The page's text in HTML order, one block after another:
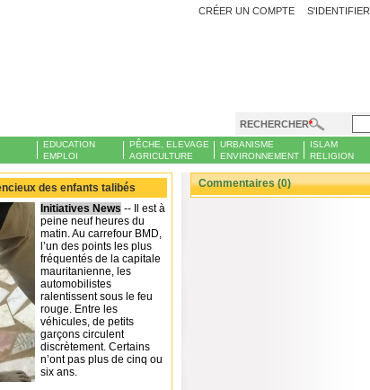
CRÉER UN COMPTE S'IDENTIFIER
RECHERCHER
EDUCATION
EMPLOI
PÊCHE, ELEVAGE
AGRICULTURE
URBANISME
ENVIRONNEMENT
ISLAM
RELIGION
des enfants talibés
Initiatives News -- Il est à
peine neuf heures du
matin. Au carrefour BMD,
l’un des points les plus
fréquentés de la capitale
mauritanienne, les
automobilistes
ralentissent sous le feu
rouge. Entre les
véhicules, de petits
garçons circulent
discrètement. Certains
n’ont pas plus de cinq ou
six ans.
Commentaires (0)